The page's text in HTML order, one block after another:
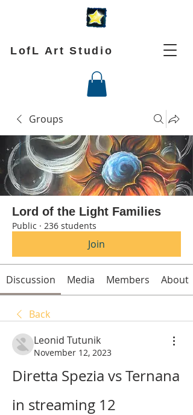
LofL Art Studio
Groups
Lord of the Light Families
Public · 236 students
Join
Discussion Media Members About
Back
Leonid Tutunik
November 12, 2023
Diretta Spezia vs Ternana
in streaming 12